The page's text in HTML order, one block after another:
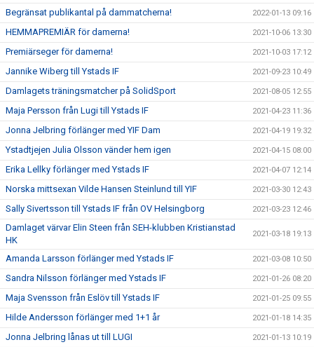
Begränsat publikantal på dammatcherna! 2022-01-13 09:16
HEMMAPREMIÄR för damerna! 2021-10-06 13:30
Premiärseger för damerna! 2021-10-03 17:12
Jannike Wiberg till Ystads IF 2021-09-23 10:49
Damlagets träningsmatcher på SolidSport 2021-08-05 12:55
Maja Persson från Lugi till Ystads IF 2021-04-23 11:36
Jonna Jelbring förlänger med YIF Dam 2021-04-19 19:32
Ystadtjejen Julia Olsson vänder hem igen 2021-04-15 08:00
Erika Lellky förlänger med Ystads IF 2021-04-07 12:14
Norska mittsexan Vilde Hansen Steinlund till YIF 2021-03-30 12:43
Sally Sivertsson till Ystads IF från OV Helsingborg 2021-03-23 12:46
Damlaget värvar Elin Steen från SEH-klubben Kristianstad
HK
2021-03-18 19:13
Amanda Larsson förlänger med Ystads IF 2021-03-08 10:50
Sandra Nilsson förlänger med Ystads IF 2021-01-26 08:20
Maja Svensson från Eslöv till Ystads IF 2021-01-25 09:55
Hilde Andersson förlänger med 1+1 år 2021-01-18 14:35
Jonna Jelbring lånas ut till LUGI 2021-01-13 10:19